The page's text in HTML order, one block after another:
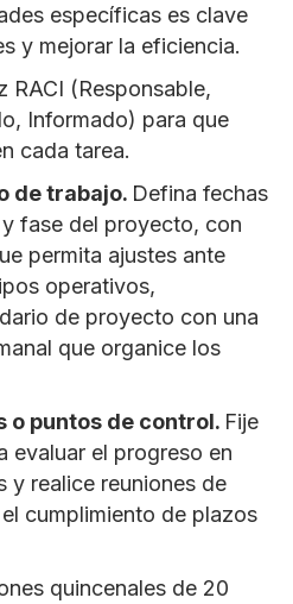
específicas es clave
y mejorar la eficiencia.
RACI (Responsable,
Informado) para que
cada tarea.
de trabajo. Defina fechas
fase del proyecto, con
permita ajustes ante
operativos,
de proyecto con una
que organice los
o puntos de control. Fije
evaluar el progreso en
y realice reuniones de
cumplimiento de plazos
quincenales de 20